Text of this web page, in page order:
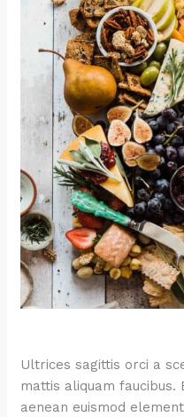
Ultrices sagittis orci a
mattis aliquam
aenean euismod